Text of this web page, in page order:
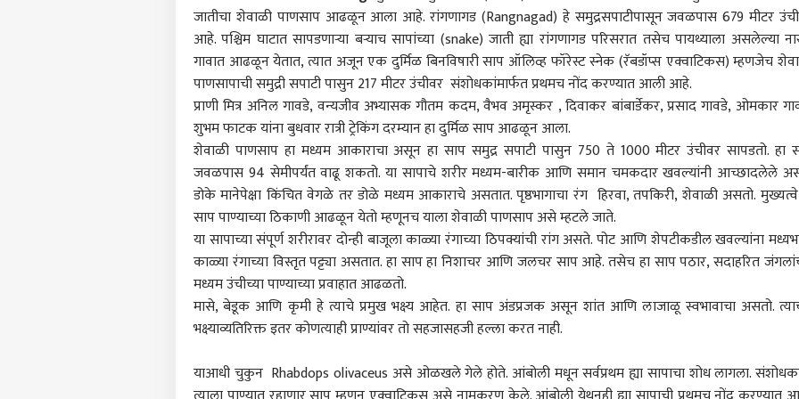
जातीचा शेवाळी पाणसाप आढळून आला आहे. रांगणागड (Rangnagad) हे समुद्रसपाटीपासून जवळपास 679 मीटर
आहे. पश्चिम घाटात सापडणाऱ्या बऱ्याच सापांच्या (snake) जाती ह्या रांगणागड परिसरात तसेच पायथ्याला असलेल्या
गावात आढळून येतात, त्यात अजून एक दुर्मिळ बिनविषारी साप ऑलिव्ह फॉरेस्ट स्नेक (रॅबडॉप्स एक्वाटिकस) म्हणजेच
पाणसापाची समुद्री सपाटी पासुन 217 मीटर उंचीवर संशोधकांमार्फत प्रथमच नोंद करण्यात आली आहे.
प्राणी मित्र अनिल गावडे, वन्यजीव अभ्यासक गौतम कदम, वैभव अमृस्कर , दिवाकर बांबार्डेकर, प्रसाद गावडे, ओमकार
शुभम फाटक यांना बुधवार रात्री ट्रेकिंग दरम्यान हा दुर्मिळ साप आढळून आला.
शेवाळी पाणसाप हा मध्यम आकाराचा असून हा साप समुद्र सपाटी पासुन 750 ते 1000 मीटर उंचीवर सापडतो. हा
जवळपास 94 सेमीपर्यंत वाढू शकतो. या सापाचे शरीर मध्यम-बारीक आणि समान चमकदार खवल्यांनी आच्छादलेले
डोके मानेपेक्षा किंचित वेगळे तर डोळे मध्यम आकाराचे असतात. पृष्ठभागाचा रंग हिरवा, तपकिरी, शेवाळी असतो.
साप पाण्याच्या ठिकाणी आढळून येतो म्हणूनच याला शेवाळी पाणसाप असे म्हटले जाते.
या सापाच्या संपूर्ण शरीरावर दोन्ही बाजूला काळ्या रंगाच्या ठिपक्यांची रांग असते. पोट आणि शेपटीकडील खवल्यांना
काळ्या रंगाच्या विस्तृत पट्ट्या असतात. हा साप हा निशाचर आणि जलचर साप आहे. तसेच हा साप पठार, सदाहरित
मध्यम उंचीच्या पाण्याच्या प्रवाहात आढळतो.
मासे, बेडूक आणि कृमी हे त्याचे प्रमुख भक्ष्य आहेत. हा साप अंडप्रजक असून शांत आणि लाजाळू स्वभावाचा असतो.
भक्ष्याव्यतिरिक्त इतर कोणत्याही प्राण्यांवर तो सहजासहजी हल्ला करत नाही.
याआधी चुकुन Rhabdops olivaceus असे ओळखले गेले होते. आंबोली मधून सर्वप्रथम ह्या सापाचा शोध लागला.
पर्सनल कॉर्नर
भारत क्रीडा क्रिकेट मुंबई